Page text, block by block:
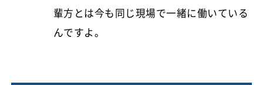
輩方とは今も同じ現場で一緒に働いている
んですよ。